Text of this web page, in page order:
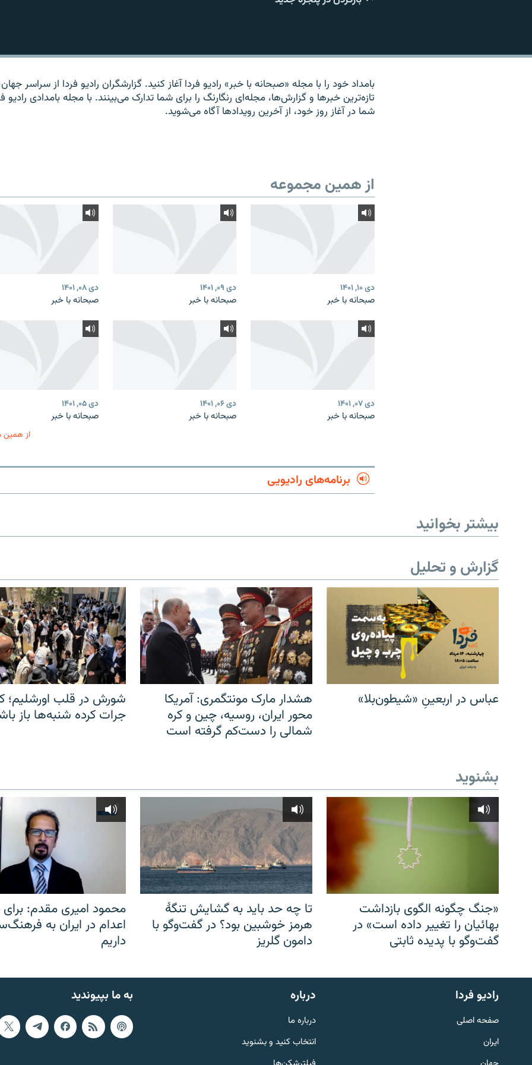
English
به ما بپیوندید
بامداد خود را با مجله «صبحانه با خبر» راديو فردا آغاز کنيد. گزارشگران راديو فردا از سراسر
تازه‌ترين خبرها و گزارش‌ها، مجله‌ای رنگارنگ را برای شما تدارک می‌بينند. با مجله بامدادی راديو
شما در آغاز روز خود، از آخرين رويدادها آگاه می‌شويد.
از همین مجموعه
دی ۱۰, ۱۴۰۱
صبحانه با خبر
دی ۰۹, ۱۴۰۱
صبحانه با خبر
دی ۰۸, ۱۴۰۱
صبحانه با خبر
دی ۰۷, ۱۴۰۱
صبحانه با خبر
دی ۰۶, ۱۴۰۱
صبحانه با خبر
دی ۰۵, ۱۴۰۱
صبحانه با خبر
از همین
برنامه‌های رادیویی
بیشتر بخوانید
گزارش و تحلیل
عباس در اربعینِ «شیطون‌بلا»
هشدار مارک مونتگمری: آمریکا
محور ایران، روسیه، چین و کره
شمالی را دست‌کم گرفته است
شورش در قلب اورشلیم؛
جرات کرده شنبه‌ها باز
بشنوید
«جنگ چگونه الگوی بازداشت
بهائیان را تغییر داده است» در
گفت‌وگو با پدیده ثابتی
تا چه حد باید به گشایش تنگهٔ
هرمز خوشبین بود؟ در گفت‌وگو با
دامون گلریز
محمود امیری مقدم: برای
اعدام در ایران به
داریم
به ما بپیوندید رادیو فردا
صفحه اصلی
ایران
درباره
درباره ما
انتخاب کنید و بشنوید